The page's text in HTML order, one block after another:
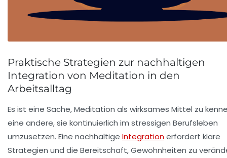
Praktische Strategien zur nachhaltigen
Integration von Meditation in den
Arbeitsalltag
Es ist eine Sache, Meditation als wirksames Mittel zu
eine andere, sie kontinuierlich im stressigen Berufsleben
umzusetzen. Eine nachhaltige Integrationerfordert klare
Strategien und die Bereitschaft, Gewohnheiten zu